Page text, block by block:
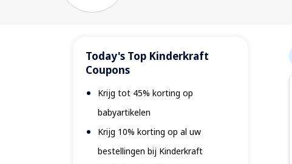
Today's Top Kinderkraft
Coupons
Krijg tot 45% korting op
babyartikelen
Krijg 10% korting op al uw
bestellingen bij Kinderkraft